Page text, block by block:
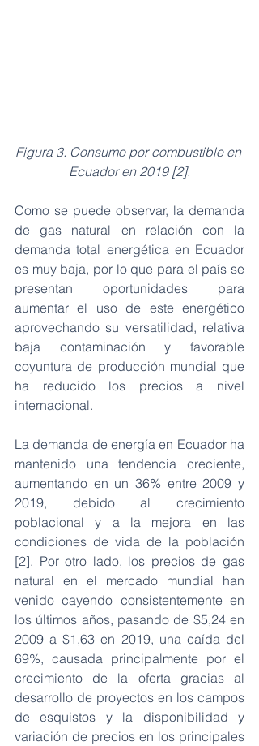
Figura 3. Consumo por combustible en
Ecuador en 2019 [2].
Como se puede observar, la demanda
de gas natural en relación con la
demanda total energética en Ecuador
es muy baja, por lo que para el país se
presentan oportunidades para
aumentar el uso de este energético
aprovechando su versatilidad, relativa
baja contaminación y favorable
coyuntura de producción mundial que
ha reducido los precios a nivel
internacional.
La demanda de energía en Ecuador ha
mantenido una tendencia creciente,
aumentando en un 36% entre 2009 y
2019, debido al crecimiento
poblacional y a la mejora en las
condiciones de vida de la población
[2]. Por otro lado, los precios de gas
natural en el mercado mundial han
venido cayendo consistentemente en
los últimos años, pasando de $5,24 en
2009 a $1,63 en 2019, una caída del
69%, causada principalmente por el
crecimiento de la oferta gracias al
desarrollo de proyectos en los campos
de esquistos y la disponibilidad y
variación de precios en los principales